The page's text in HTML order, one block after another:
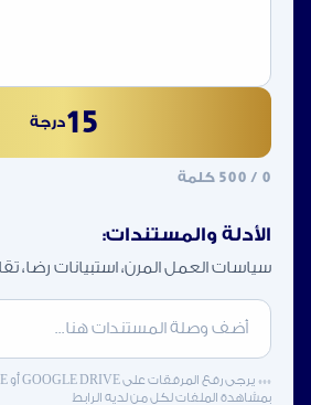
15درجة
0 / 500 كلمة
الأدلة والمستندات:
سياسات العمل المرن، استبيانات رضا،
بمشاهدة الملفات لكل من لديه الرابط